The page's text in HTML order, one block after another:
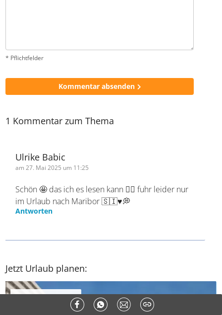
* Pflichtfelder
Kommentar absenden
1 Kommentar zum Thema
Ulrike Babic
am 27. Mai 2025 um 11:25
nur im Urlaub nach Maribor 🇸🇮♥️💭
Jetzt Urlaub planen: